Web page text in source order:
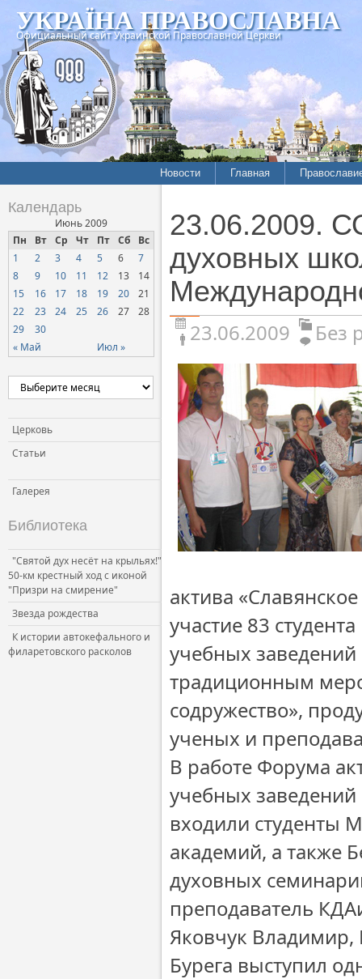
УКРАЇНА ПРАВОСЛАВНА
Официальный сайт Украинской Православной Церкви
Новости Главная
Календарь
Июнь 2009
Пн
Вт Ср Чт Пт Сб Вс
« Май Июл »
1 2 3 4 5 6
7
8
9 10 11 12 13
14
15
16 17 18 19 20
21
22
23 24 25 26 27
28
29
30
Церковь
Статьи
Галерея
Библиотека
"Святой дух несёт на крыльях!"
50-км крестный ход с иконой
"Призри на смирение"
Звезда рождества
К истории автокефального и
филаретовского расколов
23.06.2009.
духовных
23.06.2009 Без
актива
участие 83
учебных
традиционным
содружество»,
ученых и
В работе Форума
учебных
входили студенты
академий, а также
духовных
преподаватель
Яковчук
Бурега выступил